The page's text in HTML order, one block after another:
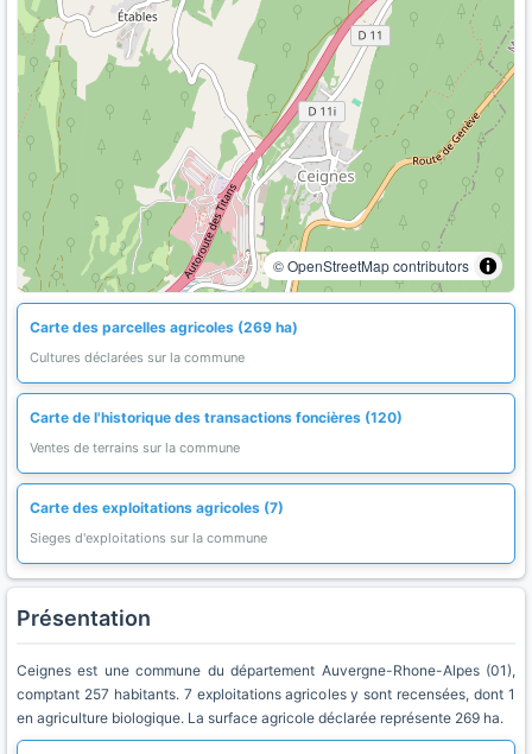
© OpenStreetMap contributors
Carte des parcelles agricoles (269 ha)
Cultures déclarées sur la commune
Carte de l'historique des transactions foncières (120)
Ventes de terrains sur la commune
Carte des exploitations agricoles (7)
Sieges d'exploitations sur la commune
Présentation
Ceignes est une commune du département Auvergne-Rhone-Alpes (01),
comptant 257 habitants. 7 exploitations agricoles y sont recensées, dont 1
en agriculture biologique. La surface agricole déclarée représente 269 ha.